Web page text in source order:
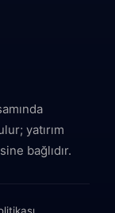
yatırım
bağlıdır.